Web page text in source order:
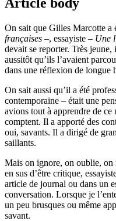
On sait que Gilles Marcotte a
françaises –, essayiste – Une
devait se reporter. Très
aussitôt qu’ils l’avaient
dans une réflexion de longue
On sait aussi qu’il a été
contemporaine – était une
avions tout à apprendre de
comptent. Il a apporté des
oui, savants. Il a dirigé de
saillants.
Mais on ignore, on oublie, on
en sus d’être critique,
article de journal ou dans un
conversation. Lorsque je
un peu brusques ou même
savant.